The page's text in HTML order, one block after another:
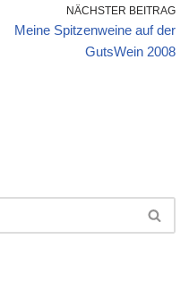
NÄCHSTER BEITRAG
Meine Spitzenweine auf der
GutsWein 2008